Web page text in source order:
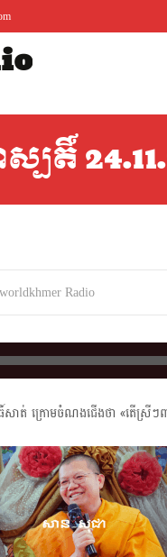
បតិ៍
worldkhmer Radio
ក្រោមចំណងជើងថា «តើស្រីៗពាក់